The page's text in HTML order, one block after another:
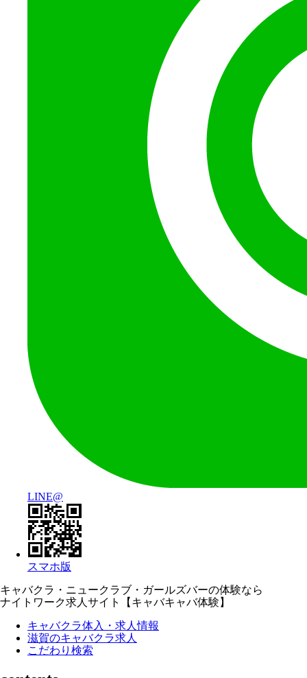
LINE@
スマホ版
キャバクラ・ニュークラブ・ガールズバーの体験なら
ナイトワーク求人サイト【キャバキャバ体験】
キャバクラ体入・求人情報
滋賀のキャバクラ求人
こだわり検索